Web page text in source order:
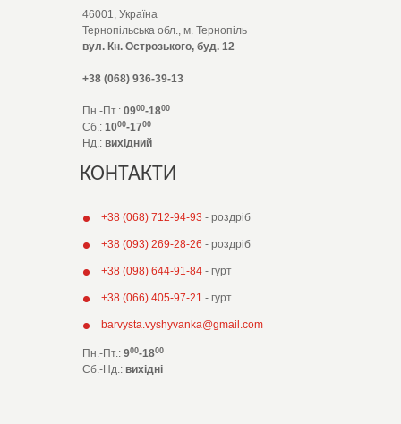
46001, Україна
Тернопільська обл., м. Тернопіль
вул. Кн. Острозького, буд. 12
+38 (068) 936-39-13
Пн.-Пт.: 0900-1800
Сб.: 1000-1700
Нд.: вихідний
КОНТАКТИ
+38 (068) 712-94-93 - роздріб
+38 (093) 269-28-26 - роздріб
+38 (098) 644-91-84 - гурт
+38 (066) 405-97-21 - гурт
barvysta.vyshyvanka@gmail.com
Пн.-Пт.: 900-1800
Сб.-Нд.: вихідні